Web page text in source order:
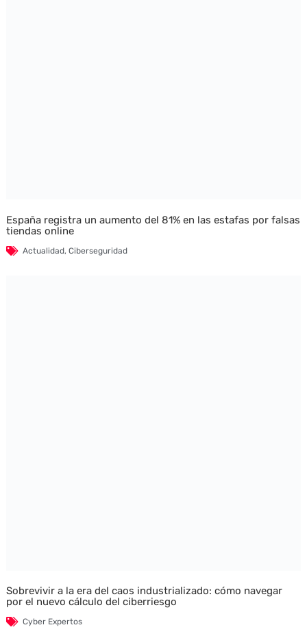
España registra un aumento del 81% en las estafas por falsas
tiendas online
Actualidad, Ciberseguridad
Sobrevivir a la era del caos industrializado: cómo navegar
por el nuevo cálculo del ciberriesgo
Cyber Expertos